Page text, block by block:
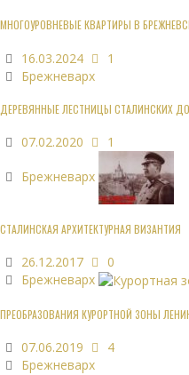
МНОГОУРОВНЕВЫЕ КВАРТИРЫ В
16.03.2024
1
Брежневарх
ДЕРЕВЯННЫЕ ЛЕСТНИЦЫ СТАЛИНСКИХ
07.02.2020 1
Брежневарх
СТАЛИНСКАЯ АРХИТЕКТУРНАЯ ВИЗАНТИЯ
26.12.2017
0
Брежневарх
ПРЕОБРАЗОВАНИЯ КУРОРТНОЙ ЗОНЫ
07.06.2019
4
Брежневарх